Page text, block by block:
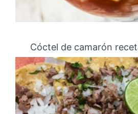
Cóctel de camarón